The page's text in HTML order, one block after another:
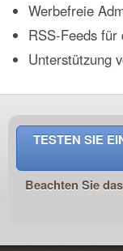
Werbefreie
RSS-Feeds für
Unterstützung
TESTEN SIE
Beachten Sie